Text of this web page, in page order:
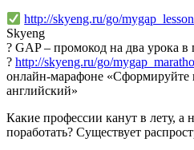
http://skyeng.ru/go/mygap_lesson
Skyeng
? GAP – промокод на два урока в
? http://skyeng.ru/go/
онлайн-марафоне «Сформируйте
английский»
Какие профессии канут в лету, а
поработать? Существует